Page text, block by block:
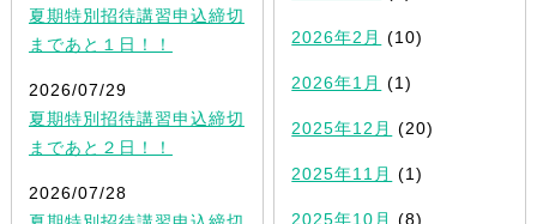
夏期特別招待講習申込締切
まであと１日！！
2026/07/29
夏期特別招待講習申込締切
まであと２日！！
2026/07/28
2026年2月 (10)
2026年1月 (1)
2025年12月 (20)
2025年11月 (1)
2025年10月 (8)